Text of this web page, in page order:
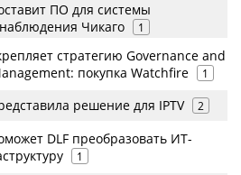
ПО для системы
Чикаго
1
стратегию Governance and
покупка Watchfire
1
решение для IPTV 2
DLF преобразовать ИТ-
1